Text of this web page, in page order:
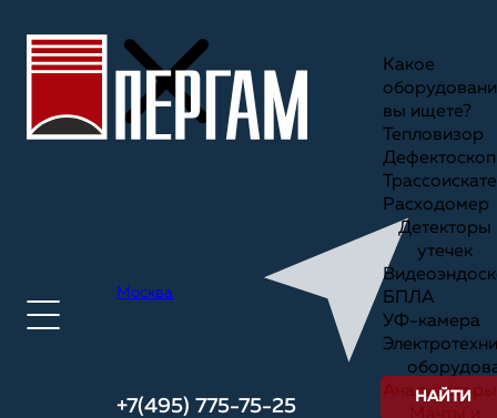
Москва
+7(495) 775-75-25
Какое
вы ищете?
Тепловизор
Дефектоскоп
Расходомер
Детекторы
утечек
БПЛА
УФ-камера
Анализаторы
НАЙТИ